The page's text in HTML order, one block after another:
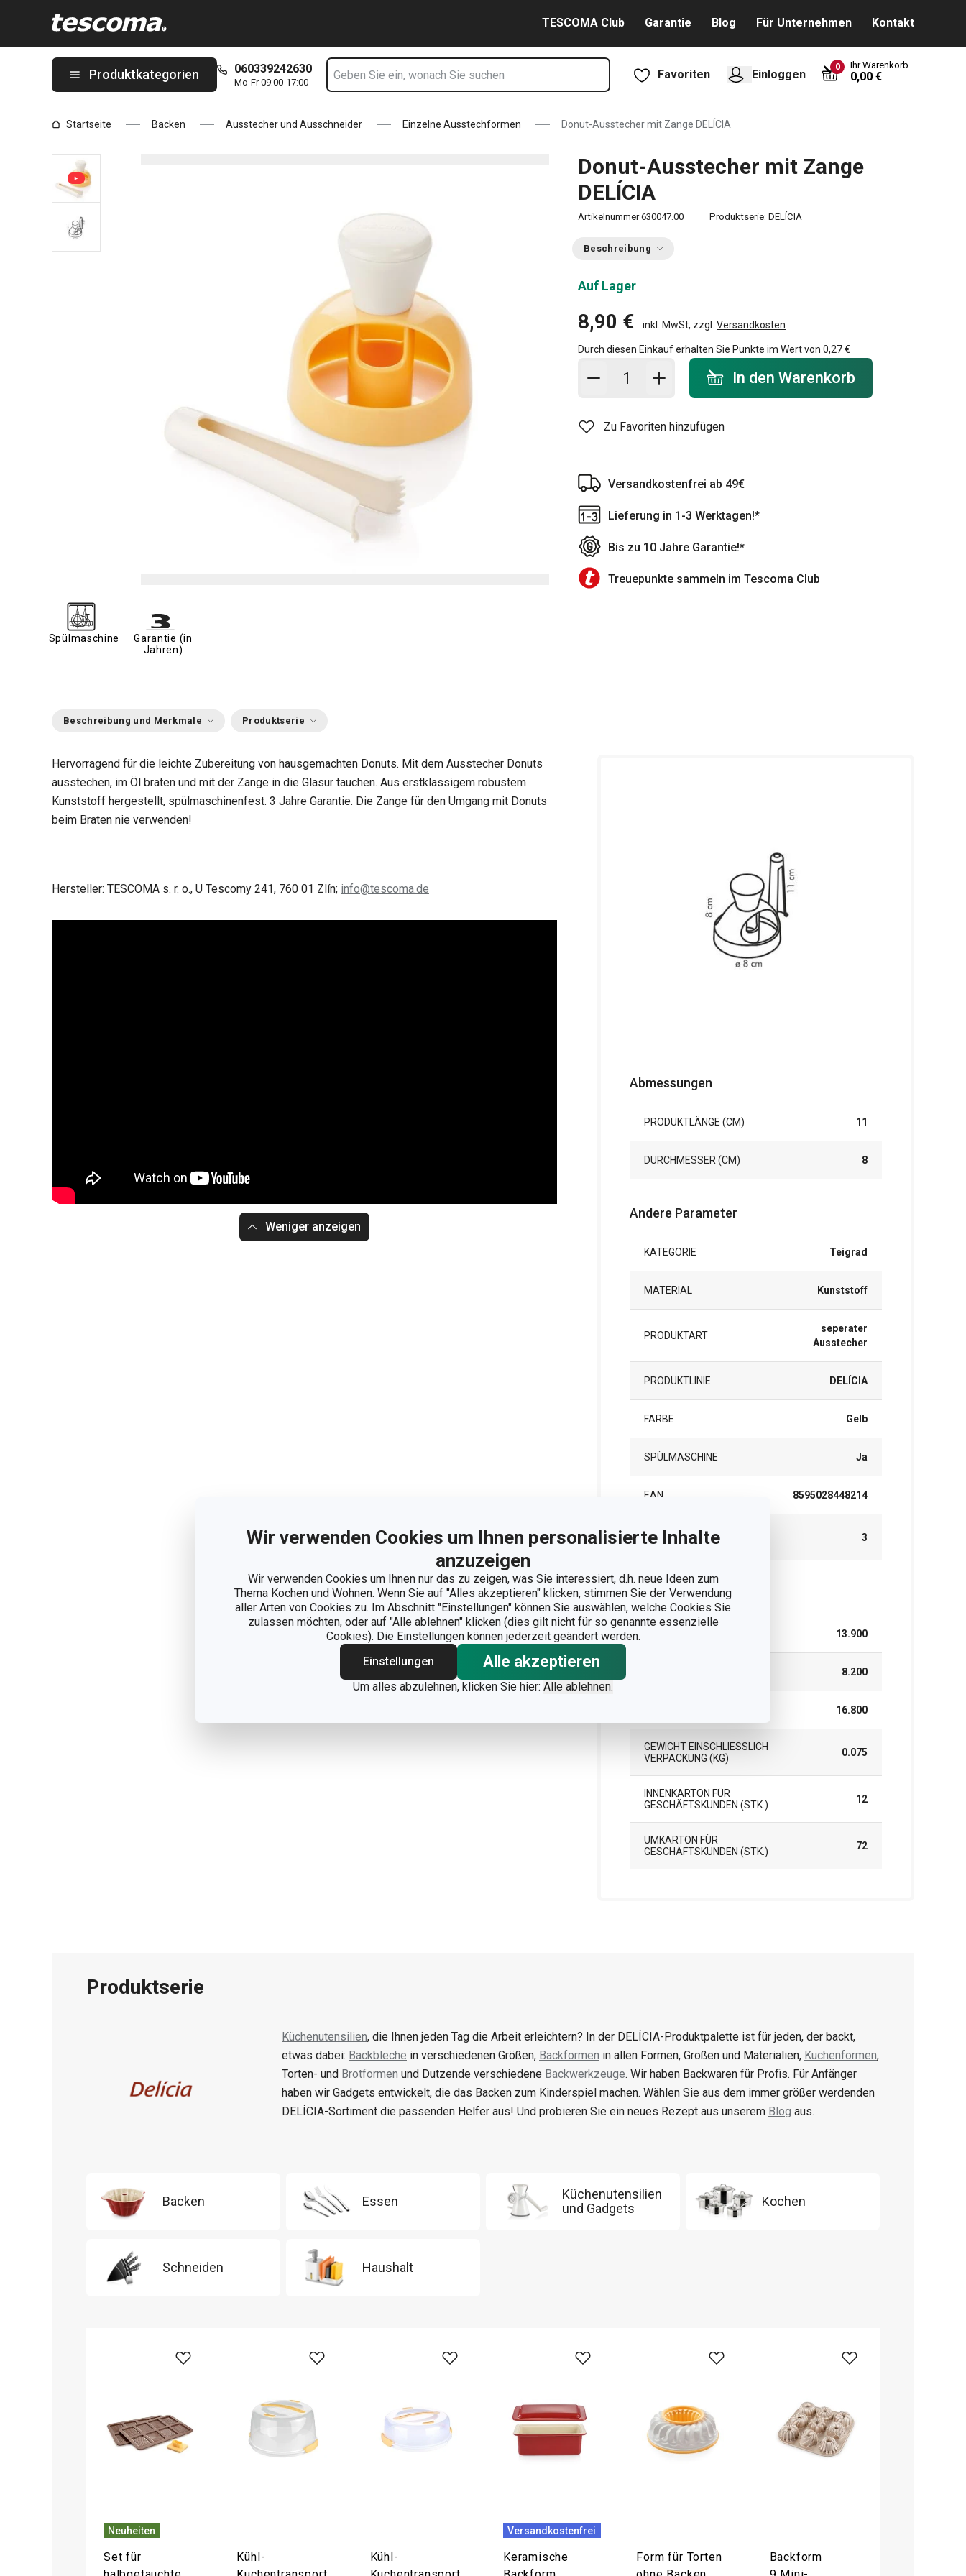
Wir verwenden Cookies um Ihnen personalisierte Inhalte
anzuzeigen
Wir verwenden Cookies um Ihnen nur das zu zeigen, was Sie interessiert, d.h. neue Ideen zum
Thema Kochen und Wohnen. Wenn Sie auf "Alles akzeptieren" klicken, stimmen Sie der Verwendung
aller Arten von Cookies zu. Im Abschnitt "Einstellungen" können Sie auswählen, welche Cookies Sie
zulassen möchten, oder auf "Alle ablehnen" klicken (dies gilt nicht für so genannte essenzielle
Cookies). Die Einstellungen können jederzeit geändert werden.
Einstellungen
Alle akzeptieren
Um alles abzulehnen, klicken Sie hier: Alle ablehnen.
TESCOMA Club Garantie Blog Für Unternehmen Kontakt
Produktkategorien 060339242630
Mo-Fr 09:00-17:00
Favoriten Einloggen
0 Ihr Warenkorb
0,00 €
Startseite Backen Ausstecher und Ausschneider Einzelne Ausstechformen Donut-Ausstecher mit Zange DELÍCIA
Donut-Ausstecher mit Zange
DELÍCIA
Artikelnummer 630047.00 Produktserie: DELÍCIA
Beschreibung
Auf Lager
8,90 € inkl. MwSt, zzgl. Versandkosten
Durch diesen Einkauf erhalten Sie Punkte im Wert von 0,27 €
In den Warenkorb - Menge
In den Warenkorb
Zu Favoriten hinzufügen
Versandkostenfrei ab 49€
Lieferung in 1-3 Werktagen!*
Bis zu 10 Jahre Garantie!*
Treuepunkte sammeln im Tescoma Club
Spülmaschine
Garantie (in
Jahren)
Beschreibung und Merkmale Produktserie
Hervorragend für die leichte Zubereitung von hausgemachten Donuts. Mit dem Ausstecher Donuts
ausstechen, im Öl braten und mit der Zange in die Glasur tauchen. Aus erstklassigem robustem
Kunststoff hergestellt, spülmaschinenfest. 3 Jahre Garantie. Die Zange für den Umgang mit Donuts
beim Braten nie verwenden!
Hersteller: TESCOMA s. r. o., U Tescomy 241, 760 01 Zlín; info@tescoma.de
Weniger anzeigen
Abmessungen
PRODUKTLÄNGE (CM) 11
DURCHMESSER (CM) 8
Andere Parameter
KATEGORIE Teigrad
MATERIAL Kunststoff
PRODUKTART
seperater
Ausstecher
PRODUKTLINIE DELÍCIA
FARBE Gelb
SPÜLMASCHINE Ja
EAN 8595028448214
GARANTIE (IN
JAHREN)
3
Verpackung
13.900
8.200
16.800
GEWICHT EINSCHLIESSLICH V
ERPACKUNG (KG)
0.075
INNENKARTON FÜR
GESCHÄFTSKUNDEN (STK.)
12
UMKARTON FÜR
GESCHÄFTSKUNDEN (STK.)
72
Produktserie
Küchenutensilien, die Ihnen jeden Tag die Arbeit erleichtern? In der DELÍCIA-Produktpalette ist für jeden, der backt,
etwas dabei: Backbleche in verschiedenen Größen, Backformen in allen Formen, Größen und Materialien, Kuchenformen,
Torten- und Brotformen und Dutzende verschiedene Backwerkzeuge. Wir haben Backwaren für Profis. Für Anfänger
haben wir Gadgets entwickelt, die das Backen zum Kinderspiel machen. Wählen Sie aus dem immer größer werdenden
DELÍCIA-Sortiment die passenden Helfer aus! Und probieren Sie ein neues Rezept aus unserem Blog aus.
Backen Essen
Küchenutensilien
und Gadgets
Kochen
Schneiden Haushalt
Neuheiten
Set für
Kühl-
Kühl-
Versandkostenfrei
Keramische
Form für Torten
Backform